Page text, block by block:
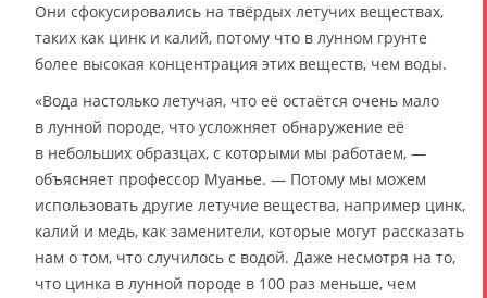
Они сфокусировались на твёрдых летучих веществах,
таких как цинк и калий, потому что в лунном грунте
более высокая концентрация этих веществ, чем воды.
«Вода настолько летучая, что её остаётся очень мало
в лунной породе, что усложняет обнаружение её
в небольших образцах, с которыми мы работаем, —
объясняет профессор Муанье. — Потому мы можем
использовать другие летучие вещества, например цинк,
калий и медь, как заменители, которые могут рассказать
нам о том, что случилось с водой. Даже несмотря на то,
что цинка в лунной породе в 100 раз меньше, чем